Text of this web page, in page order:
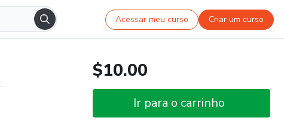
Acessar meu curso Criar um curso
$10.00
Ir para o carrinho